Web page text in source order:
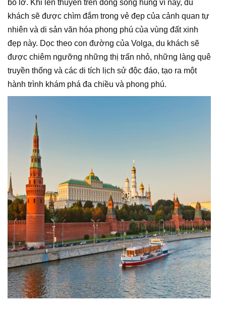
bỏ lỡ. Khi lên thuyền trên dòng sông hùng vĩ này, du
khách sẽ được chìm đắm trong vẻ đẹp của cảnh quan tự
nhiên và di sản văn hóa phong phú của vùng đất xinh
đẹp này. Dọc theo con đường của Volga, du khách sẽ
được chiêm ngưỡng những thị trấn nhỏ, những làng quê
truyền thống và các di tích lịch sử độc đáo, tạo ra một
hành trình khám phá đa chiều và phong phú.